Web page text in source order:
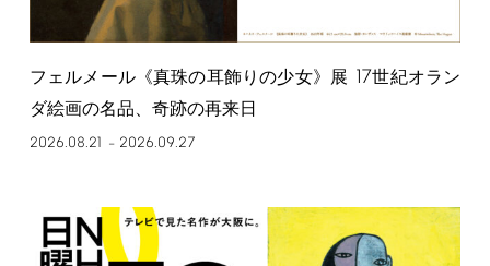
フェルメール《真珠の耳飾りの少女》展 17世紀オラン
ダ絵画の名品、奇跡の再来日
2026.08.21 – 2026.09.27